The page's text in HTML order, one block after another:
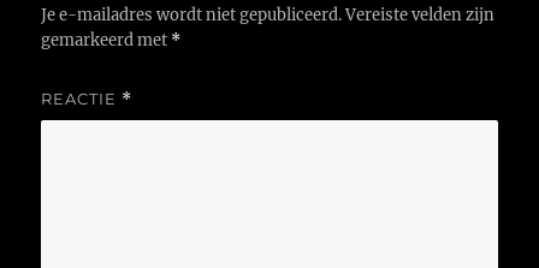
Je e-mailadres wordt niet gepubliceerd. Vereiste velden zijn
gemarkeerd met *
REACTIE *